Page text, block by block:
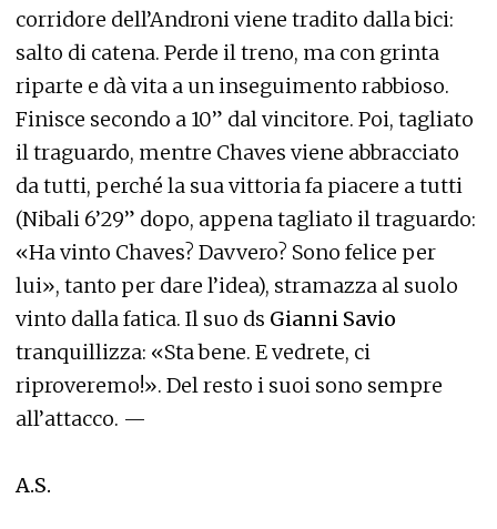
corridore dell’Androni viene tradito dalla bici:
salto di catena. Perde il treno, ma con grinta
riparte e dà vita a un inseguimento rabbioso.
Finisce secondo a 10” dal vincitore. Poi, tagliato
il traguardo, mentre Chaves viene abbracciato
da tutti, perché la sua vittoria fa piacere a tutti
(Nibali 6’29” dopo, appena tagliato il traguardo:
«Ha vinto Chaves? Davvero? Sono felice per
lui», tanto per dare l’idea), stramazza al suolo
vinto dalla fatica. Il suo ds Gianni Savio
tranquillizza: «Sta bene. E vedrete, ci
riproveremo!». Del resto i suoi sono sempre
all’attacco. —
A.S.